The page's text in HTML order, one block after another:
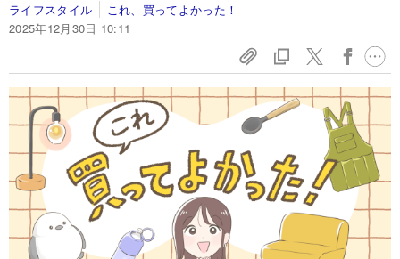
ライフスタイル
これ、買ってよかった！
2025年12月30日 10:11